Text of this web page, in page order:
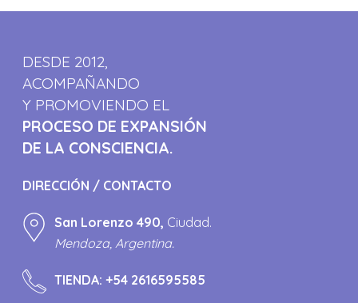
DESDE 2012,
ACOMPAÑANDO
Y PROMOVIENDO EL
PROCESO DE EXPANSIÓN
DE LA CONSCIENCIA.
DIRECCIÓN / CONTACTO
San Lorenzo 490, Ciudad.
Mendoza, Argentina.
TIENDA:+54 2616595585